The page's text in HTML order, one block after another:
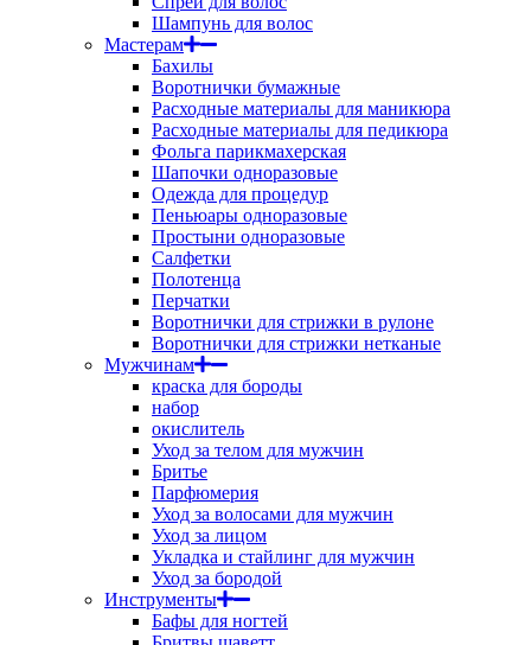
Шампунь для волос
Мастерам
Бахилы
Воротнички бумажные
Расходные материалы для маникюра
Расходные материалы для педикюра
Фольга парикмахерская
Шапочки одноразовые
Одежда для процедур
Пеньюары одноразовые
Простыни одноразовые
Салфетки
Полотенца
Перчатки
Воротнички для стрижки в рулоне
Воротнички для стрижки нетканые
Мужчинам
краска для бороды
набор
окислитель
Уход за телом для мужчин
Бритье
Парфюмерия
Уход за волосами для мужчин
Уход за лицом
Укладка и стайлинг для мужчин
Уход за бородой
Инструменты
Бафы для ногтей